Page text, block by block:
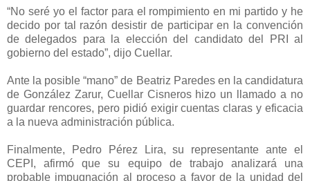
“No seré yo el factor para el rompimiento en mi partido y he
decido por tal razón desistir de participar en la convención
de delegados para la elección del candidato del PRI al
gobierno del estado”, dijo Cuellar.
Ante la posible “mano” de Beatriz Paredes en la candidatura
de González Zarur, Cuellar Cisneros hizo un llamado a no
guardar rencores, pero pidió exigir cuentas claras y eficacia
a la nueva administración pública.
Finalmente, Pedro Pérez Lira, su representante ante el
CEPI, afirmó que su equipo de trabajo analizará una
probable impugnación al proceso a favor de la unidad del